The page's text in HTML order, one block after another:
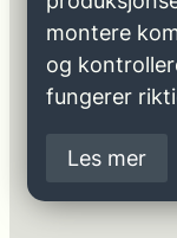
montere
og
fungerer
Les mer